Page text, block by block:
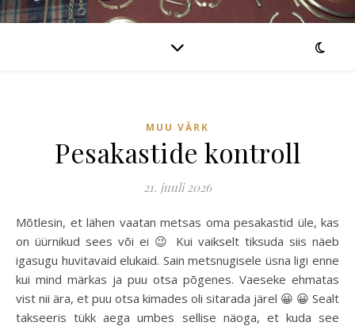
MUU VÄRK
Pesakastide kontroll
21. juuli 2026
Mõtlesin, et lähen vaatan metsas oma pesakastid üle, kas
on üürnikud sees või ei 😉 Kui vaikselt tiksuda siis näeb
igasugu huvitavaid elukaid. Sain metsnugisele üsna ligi enne
kui mind märkas ja puu otsa põgenes. Vaeseke ehmatas
vist nii ära, et puu otsa kimades oli sitarada järel 😀 😀 Sealt
takseeris tükk aega umbes sellise näoga, et kuda see